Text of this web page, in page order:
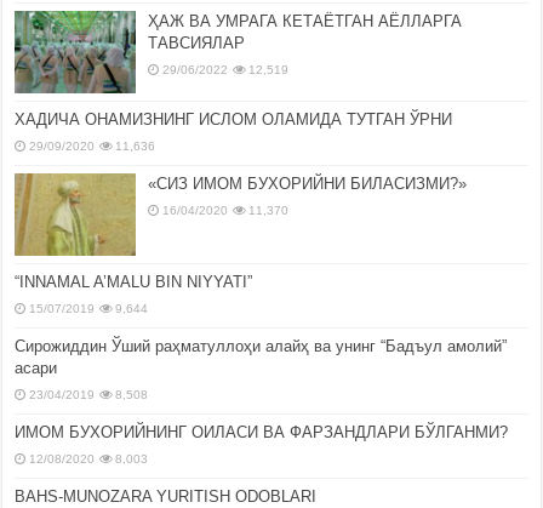
ҲАЖ ВА УМРАГА КЕТАЁТГАН АЁЛЛАРГА
ТАВСИЯЛАР
29/06/2022 12,519
ХАДИЧА ОНАМИЗНИНГ ИСЛОМ ОЛАМИДА ТУТГАН ЎРНИ
29/09/2020 11,636
«СИЗ ИМОМ БУХОРИЙНИ БИЛАСИЗМИ?»
16/04/2020 11,370
“INNAMAL A’MALU BIN NIYYATI”
15/07/2019 9,644
Сирожиддин Ўший раҳматуллоҳи алайҳ ва унинг “Бадъул амолий”
асари
23/04/2019 8,508
ИМОМ БУХОРИЙНИНГ ОИЛАСИ ВА ФАРЗАНДЛАРИ БЎЛГАНМИ?
12/08/2020 8,003
BAHS-MUNOZARA YURITISH ODOBLARI